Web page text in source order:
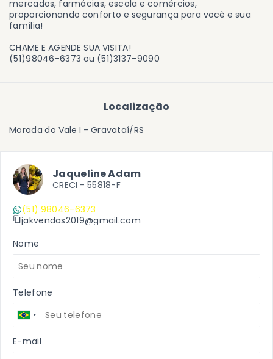
mercados, farmácias, escola e comércios,
proporcionando conforto e segurança para você e sua
família!
CHAME E AGENDE SUA VISITA!
(51)98046-6373 ou (51)3137-9090
Localização
Morada do Vale I - Gravataí/RS
Jaqueline Adam
CRECI - 55818-F
(51) 98046-6373
jakvendas2019@gmail.com
Nome
Telefone
E-mail